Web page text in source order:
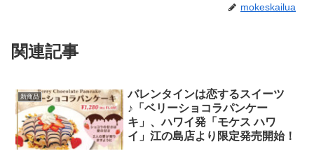
mokeskailua
関連記事
新商品
バレンタインは恋するスイーツ
♪「ベリーショコラパンケー
キ」、ハワイ発「モケス ハワ
イ」江の島店より限定発売開始！